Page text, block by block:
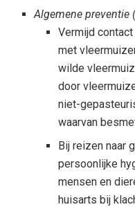
Algemene preventie
Vermijd
met
wilde
door
niet-
waarvan
Bij reizen naar
persoonlijke
mensen en
huisarts bij